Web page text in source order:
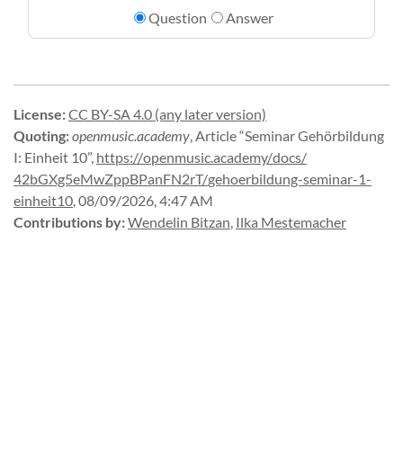
Question Answer
License:CC BY-SA 4.0 (any later version)
Quoting:openmusic.academy,Article “Seminar Gehörbildung
I: Einheit 10”, https://openmusic.academy/docs/
42bGXg5eMwZppBPanFN2rT/gehoerbildung-seminar-1-
einheit10,08/09/2026, 4:47 AM
Contributions by:Wendelin Bitzan, Ilka Mestemacher